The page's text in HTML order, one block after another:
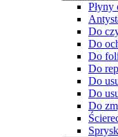
Płyny
Do
Do
Do
Do
Do
Do
Do